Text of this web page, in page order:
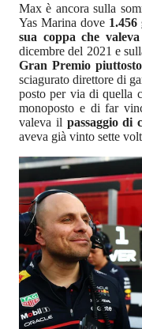
Max è ancora sulla
Yas Marina dove
sua coppa che
dicembre del 2021 e
Gran Premio
sciagurato direttore di
posto per via di quella
monoposto e di far
valeva il passaggio di
aveva già vinto sette